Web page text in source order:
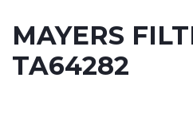
MAYERS
TA64282